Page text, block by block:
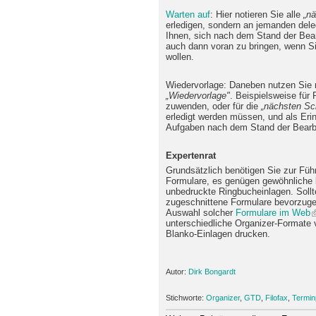
Warten auf: Hier notieren Sie alle
erledigen, sondern an jemanden
Ihnen, sich nach dem Stand der
auch dann voran zu bringen, wenn
wollen.
Wiedervorlage: Daneben nutzen
„Wiedervorlage" . Beispielsweise
zuwenden, oder für die „nächsten
erledigt werden müssen, und als
Aufgaben nach dem Stand der
Expertenrat
Grundsätzlich benötigen Sie zur
Formulare, es genügen
unbedruckte Ringbucheinlagen.
zugeschnittene Formulare
Auswahl solcher Formulare im Web
unterschiedliche Organizer-
Blanko-Einlagen drucken.
Autor: Dirk Bongardt
Stichworte: Organizer, GTD Filofax